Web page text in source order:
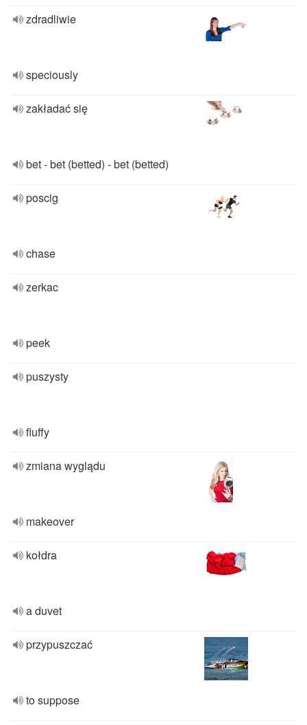
zdradliwie
speciously
zakładać się
bet - bet (betted) - bet (betted)
poscig
chase
zerkac
peek
puszysty
fluffy
zmiana wyglądu
makeover
kołdra
a duvet
przypuszczać
to suppose